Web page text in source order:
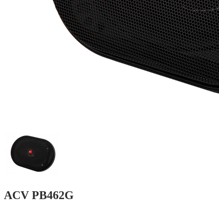
ACV PB462G